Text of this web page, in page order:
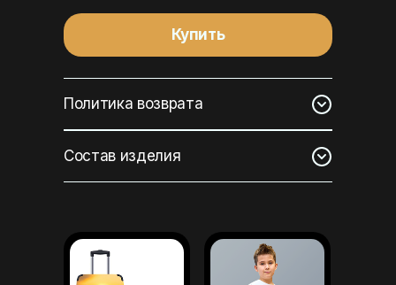
Купить
Политика возврата
Состав изделия